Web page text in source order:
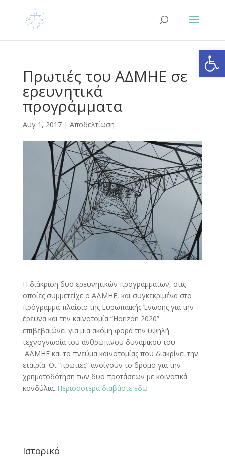
Πρωτιές του ΑΔΜΗΕ σε
ερευνητικά
προγράμματα
Αυγ 1, 2017| Αποδελτίωση
Η διάκριση δυο ερευνητικών προγραμμάτων, στις
οποίες συμμετείχε ο ΑΔΜΗΕ, και συγκεκριμένα στο
πρόγραμμα-πλαίσιο της Ευρωπαϊκής Ένωσης για την
έρευνα και την καινοτομία “Horizon 2020”
επιβεβαιώνει για μια ακόμη φορά την υψηλή
τεχνογνωσία του ανθρώπινου δυναμικού του
ΑΔΜΗΕ και το πνεύμα καινοτομίας που διακρίνει την
εταιρία. Οι “πρωτιές” ανοίγουν το δρόμο για την
χρηματοδότηση των δυο προτάσεων με κοινοτικά
κονδύλια. Περισσότερα διαβάστε εδώ
Ιστορικό